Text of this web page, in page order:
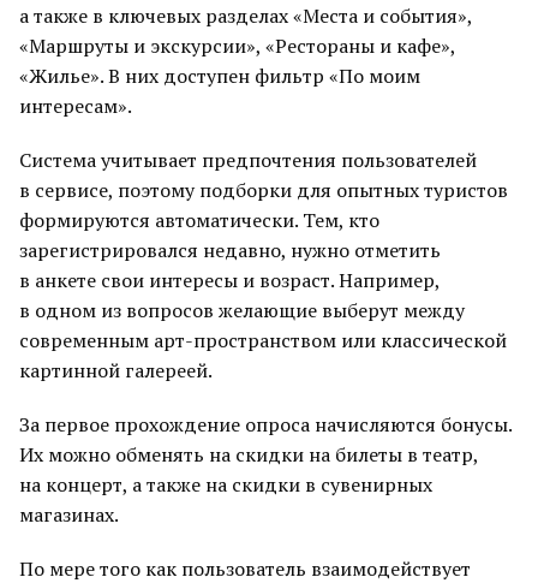
а также в ключевых разделах «Места и события»,
«Маршруты и экскурсии», «Рестораны и кафе»,
«Жилье». В них доступен фильтр «По моим
интересам».
Система учитывает предпочтения пользователей
в сервисе, поэтому подборки для опытных туристов
формируются автоматически. Тем, кто
зарегистрировался недавно, нужно отметить
в анкете свои интересы и возраст. Например,
в одном из вопросов желающие выберут между
современным арт-пространством или классической
картинной галереей.
За первое прохождение опроса начисляются бонусы.
Их можно обменять на скидки на билеты в театр,
на концерт, а также на скидки в сувенирных
магазинах.
По мере того как пользователь взаимодействует